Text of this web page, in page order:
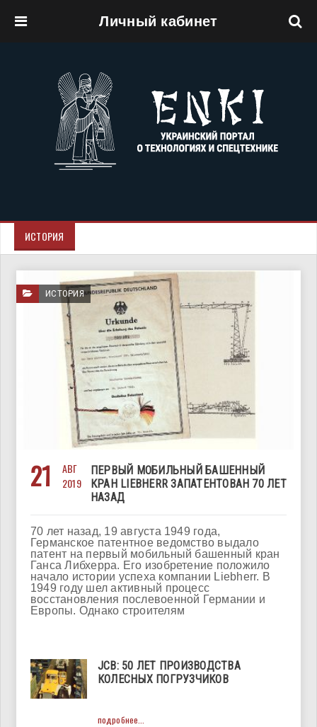
Личный кабинет
ИСТОРИЯ
ИСТОРИЯ
21
АВГ
2019
ПЕРВЫЙ МОБИЛЬНЫЙ БАШЕННЫЙ
КРАН LIEBHERR ЗАПАТЕНТОВАН 70 ЛЕТ
НАЗАД
70 лет назад, 19 августа 1949 года,
Германское патентное ведомство выдало
патент на первый мобильный башенный кран
Ганса Либхерра. Его изобретение положило
начало истории успеха компании Liebherr. В
1949 году шел активный процесс
восстановления послевоенной Германии и
Европы. Однако строителям
JCB: 50 ЛЕТ ПРОИЗВОДСТВА
КОЛЕСНЫХ ПОГРУЗЧИКОВ
подробнее...